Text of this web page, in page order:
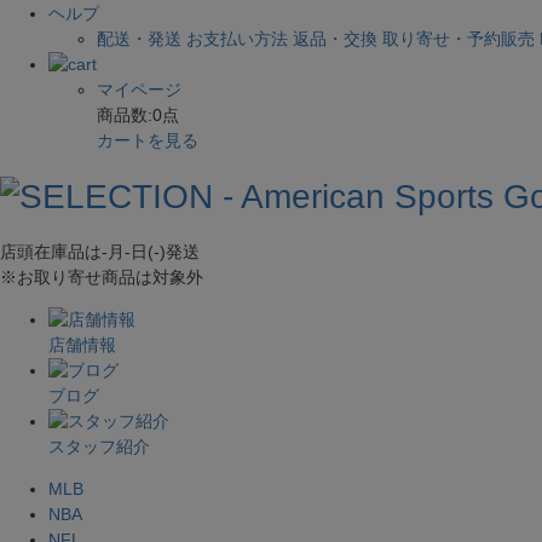
ヘルプ
配送・発送 お支払い方法 返品・交換 取り寄せ・予約販売
マイページ
商品数:0点
カートを見る
店頭在庫品は-月-日(-)発送
※お取り寄せ商品は対象外
店舗情報
ブログ
スタッフ紹介
MLB
NBA